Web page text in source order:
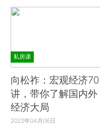
私房课
向松祚：宏观经济70
讲，带你了解国内外
经济大局
2022年04月06日